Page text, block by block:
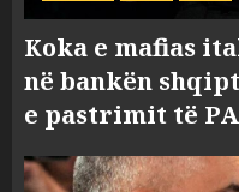
Koka e mafias
në bankën
e pastrimit të